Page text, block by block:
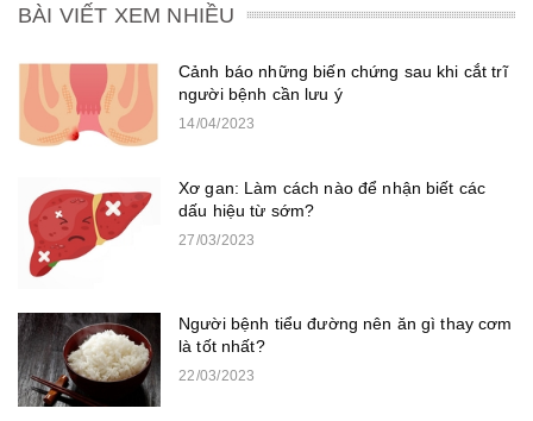
BÀI VIẾT XEM NHIỀU
Cảnh báo những biến chứng sau khi cắt trĩ
người bệnh cần lưu ý
14/04/2023
Xơ gan: Làm cách nào để nhận biết các
dấu hiệu từ sớm?
27/03/2023
Người bệnh tiểu đường nên ăn gì thay cơm
là tốt nhất?
22/03/2023